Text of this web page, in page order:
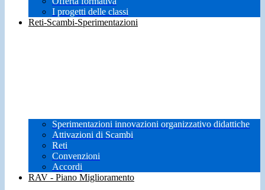
I progetti delle classi
Reti-Scambi-Sperimentazioni
Sperimentazioni innovazioni organizzativo didattiche
Attivazioni di Scambi
Reti
Convenzioni
Accordi
RAV - Piano Miglioramento